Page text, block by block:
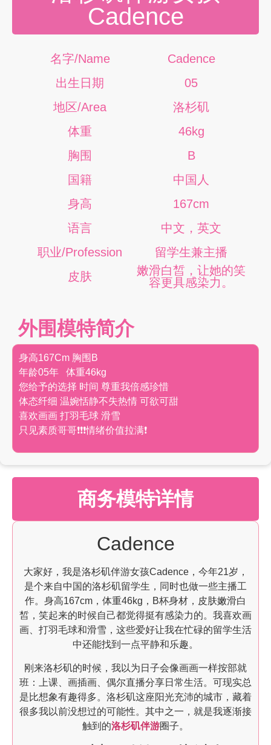
Cadence
名字/Name
Cadence
出生日期
05
地区/Area
洛杉矶
体重
46kg
胸围
B
国籍
中国人
身高
167cm
语言
中文，英文
职业/Profession
留学生兼主播
皮肤
嫩滑白皙，让她的笑
容更具感染力。
外围模特简介
身高167Cm 胸围B
年龄05年 体重46kg
您给予的选择 时间 尊重我倍感珍惜
体态纤细 温婉恬静不失热情 可欲可甜
喜欢画画 打羽毛球 滑雪
只见素质哥哥❗️❗️❗️情绪价值拉满❗️
商务模特详情
Cadence
大家好，我是洛杉矶伴游女孩Cadence，今年21岁，
是个来自中国的洛杉矶留学生，同时也做一些主播工
作。身高167cm，体重46kg，B杯身材，皮肤嫩滑白
皙，笑起来的时候自己都觉得挺有感染力的。我喜欢画
画、打羽毛球和滑雪，这些爱好让我在忙碌的留学生活
中还能找到一点平静和乐趣。
刚来洛杉矶的时候，我以为日子会像画画一样按部就
班：上课、画插画、偶尔直播分享日常生活。可现实总
是比想象有趣得多。洛杉矶这座阳光充沛的城市，藏着
很多我以前没想过的可能性。其中之一，就是我逐渐接
触到的洛杉矶伴游圈子。